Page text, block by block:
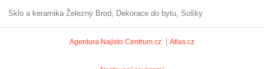
Sklo a keramika Železný Brod dekorace do bytu sošky
Agentura Najisto Centrum.cz Atlas.cz